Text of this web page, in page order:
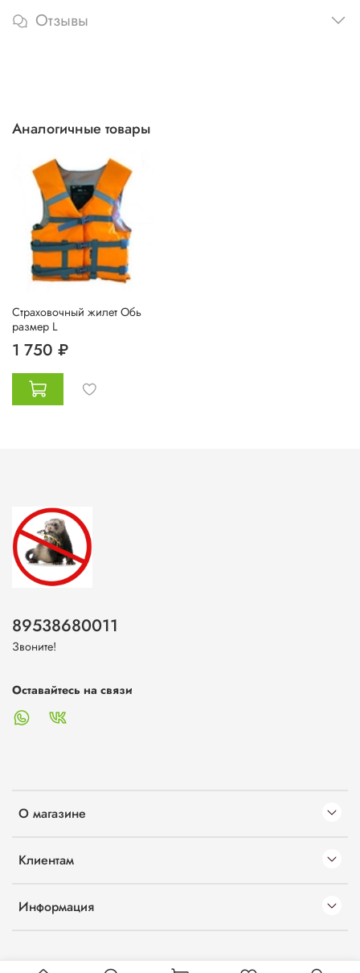
Отзывы
Аналогичные товары
Страховочный жилет Обь
размер L
1 750 ₽
О магазине
Клиентам
Информация
89538680011
Звоните!
Оставайтесь на связи